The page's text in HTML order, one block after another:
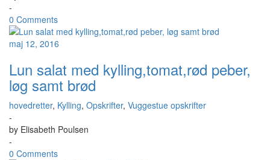
-
0 Comments
maj 12, 2016
Lun salat med kylling,tomat,rød peber,
løg samt brød
hovedretter, Kylling, Opskrifter, Vuggestue opskrifter
-
by Elisabeth Poulsen
-
0 Comments